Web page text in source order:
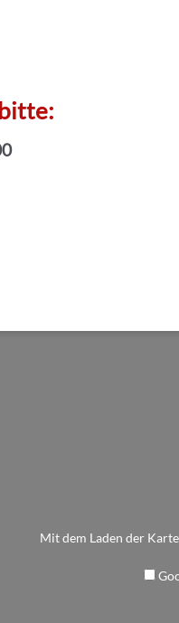
Mit dem Laden der